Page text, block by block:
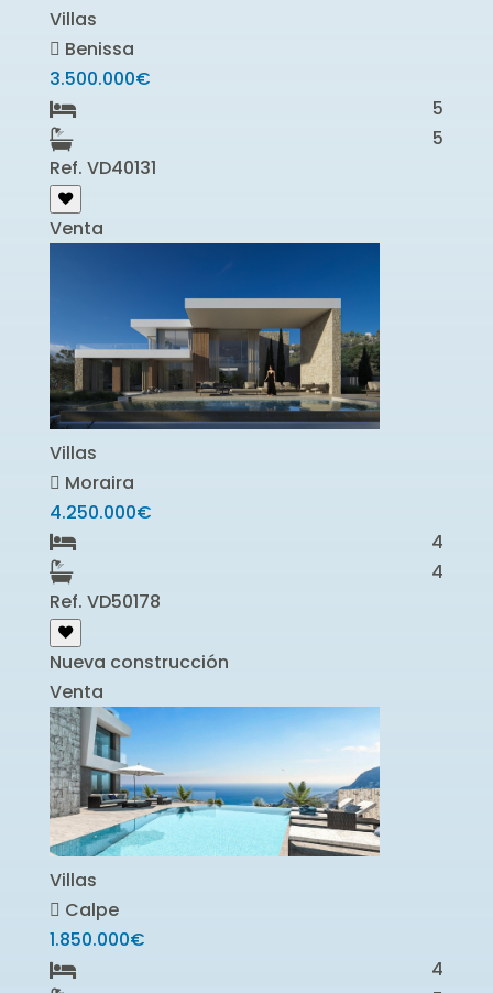
Villas
Benissa
3.500.000€
5
5
Ref. VD40131
Venta
Villas
Moraira
4.250.000€
4
4
Ref. VD50178
Nueva construcción
Venta
Villas
Calpe
1.850.000€
4